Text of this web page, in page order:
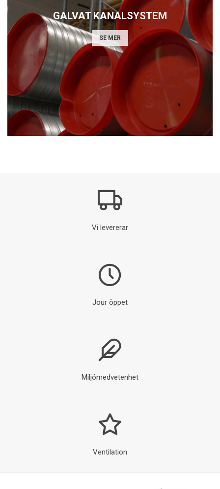
GALVAT KANALSYSTEM
SE MER
Vi levererar
Jour öppet
Miljömedvetenhet
Ventilation